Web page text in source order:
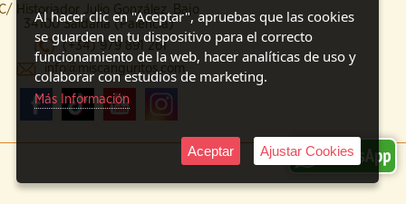
Historiador Julio González, Bajo
34100 Saldaña (Palencia)
(+34) 979 891 261
info@miscanguritos.com
Al hacer clic en "Aceptar", apruebas que las cookies
se guarden en tu dispositivo para el correcto
funcionamiento de la web, hacer analíticas de uso y
colaborar con estudios de marketing.
Más Información
Aceptar Ajustar Cookies